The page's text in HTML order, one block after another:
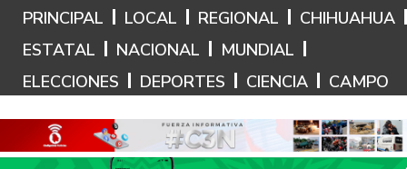
Hoy es: 8 de Agosto de 2026
PRINCIPAL LOCAL REGIONAL
CHIHUAHUA
ESTATAL
NACIONAL
MUNDIAL
ELECCIONES
DEPORTES CIENCIA CAMPO